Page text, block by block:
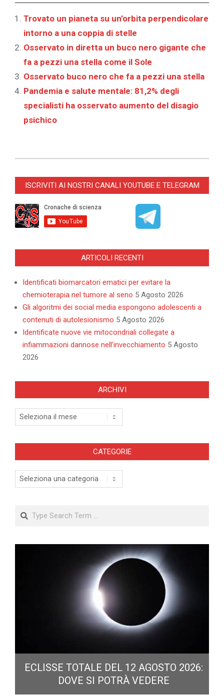
Trovato un pianeta su un’orbita perpendicolare
intorno a una coppia di stelle
Osservato in diretta un buco nero gigante che
fa a pezzi una stella come il Sole
Osservato buco nero che fa a pezzi una stella
Pandemia e salute mentale: 81,2% degli
specialisti ha osservato aumento del disagio
psichico
07-
ISCRIVITI AI NOSTRI CANALI YOUTUBE E TELEGRAM
ARTICOLI RECENTI
Identificati biomarcatori ematici per evitare la
chemioterapia nel tumore al seno 5 Agosto 2026
Gli algoritmi dei social media espongono adolescenti a
contenuti di autolesionismo 5 Agosto 2026
Identificate nuove vie mitocondriali collegate a
infiammazioni dannose nell’invecchiamento 5 Agosto
2026
ARCHIVI
Archivi
CATEGORIE
Categorie
Search
ECLISSE TOTALE DEL 12 AGOSTO 2026:
DOVE SI POTRÀ VEDERE